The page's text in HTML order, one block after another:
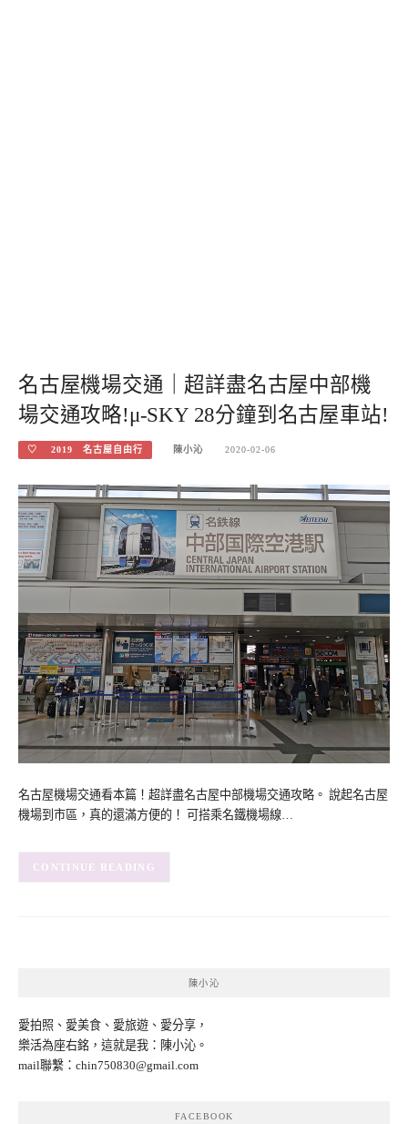
名古屋機場交通｜超詳盡名古屋中部機
場交通攻略!μ-SKY 28分鐘到名古屋車站!
♡ 2019 名古屋自由行 陳小沁 2020-02-06
名古屋機場交通看本篇！超詳盡名古屋中部機場交通攻略。 說起名古屋
機場到市區，真的還滿方便的！ 可搭乘名鐵機場線…
CONTINUE READING
陳小沁
愛拍照、愛美食、愛旅遊、愛分享，
樂活為座右銘，這就是我：陳小沁。
mail聯繫： chin750830@gmail.com
FACEBOOK